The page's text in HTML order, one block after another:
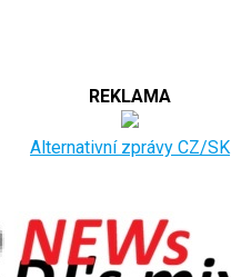
REKLAMA
Alternativní zprávy CZ/SK